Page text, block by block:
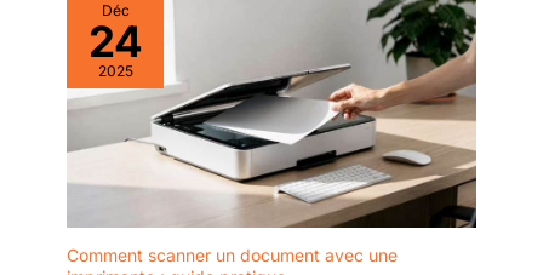
Déc
24
2025
Comment scanner un document avec une